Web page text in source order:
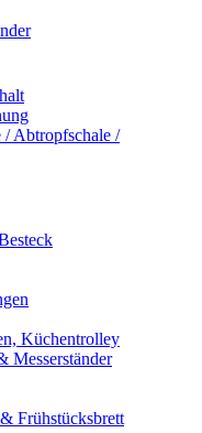
Abtropfschale /
Küchentrolley
Messerständer
Frühstücksbrett